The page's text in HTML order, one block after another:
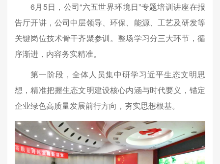
6月5日，公司“六五世界环境日”专题培训讲座在报
告厅开讲，公司中层领导、环保、能源、工艺及研发等
关键岗位技术骨干齐聚参训。整场学习分三大环节，循
序渐进，内容务实精准。
第一阶段，全体人员集中研学习近平生态文明思
想，精准把握生态文明建设核心内涵与时代要义，锚定
企业绿色高质量发展前行方向，夯实思想根基。